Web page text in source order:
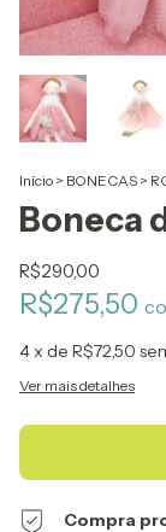
Início > BONECAS >
Boneca
R$290,00
R$275,50
4x de R$72,50
Ver mais detalhes
Compra